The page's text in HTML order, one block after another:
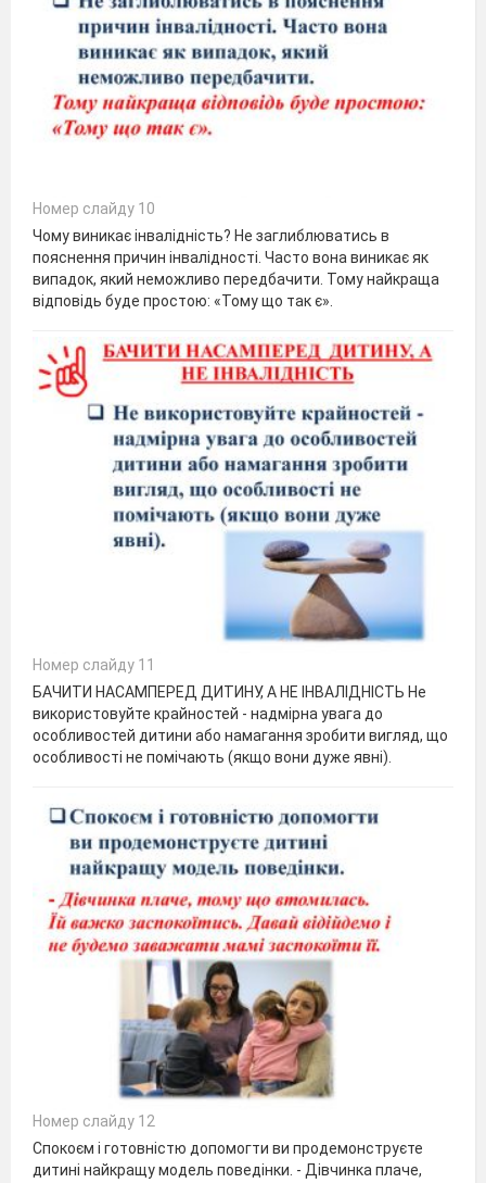
Номер слайду 10
Чому виникає інвалідність? Не заглиблюватись в
пояснення причин інвалідності. Часто вона виникає як
випадок, який неможливо передбачити. Тому найкраща
відповідь буде простою: «Тому що так є».
Номер слайду 11
БАЧИТИ НАСАМПЕРЕД ДИТИНУ, А НЕ ІНВАЛІДНІСТЬ Не
використовуйте крайностей - надмірна увага до
особливостей дитини або намагання зробити вигляд, що
особливості не помічають (якщо вони дуже явні).
Номер слайду 12
Спокоєм і готовністю допомогти ви продемонструєте
дитині найкращу модель поведінки. - Дівчинка плаче,